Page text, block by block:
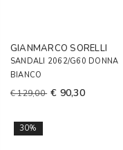
GIANMARCO SORELLI
SANDALI 2062/G60 DONNA
BIANCO
€ 129,00 € 90,30
30%